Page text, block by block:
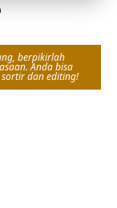
berpikirlah
Anda bisa
dan editing!